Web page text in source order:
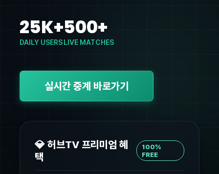
25K+
DAILY USERS
500+
LIVE MATCHES
실시간 중계 바로가기
💎 허브TV 프리미엄 혜
택
100%
FREE